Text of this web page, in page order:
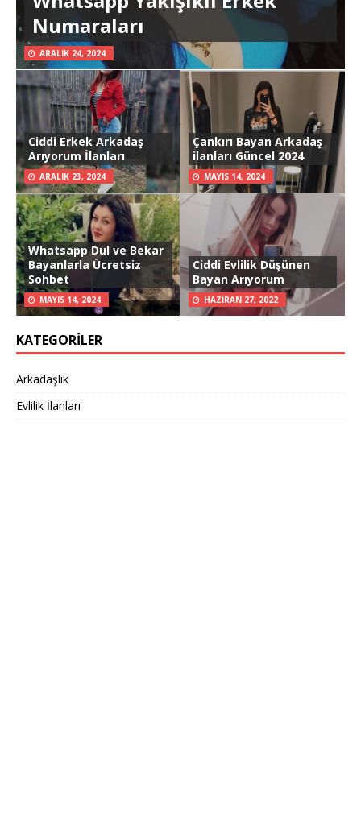
Numaraları
ARALIK 24, 2024
Ciddi Erkek Arkadaş
Arıyorum İlanları
ARALIK 23, 2024
Çankırı Bayan Arkadaş
ilanları Güncel 2024
MAYIS 14, 2024
Whatsapp Dul ve Bekar
Bayanlarla Ücretsiz
Sohbet
MAYIS 14, 2024
Ciddi Evlilik Düşünen
Bayan Arıyorum
HAZIRAN 27, 2022
KATEGORILER
Arkadaşlık
Evlilik İlanları